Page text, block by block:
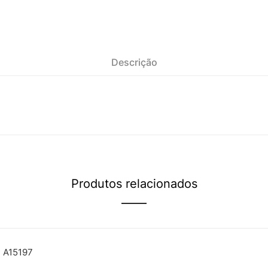
Descrição
Produtos relacionados